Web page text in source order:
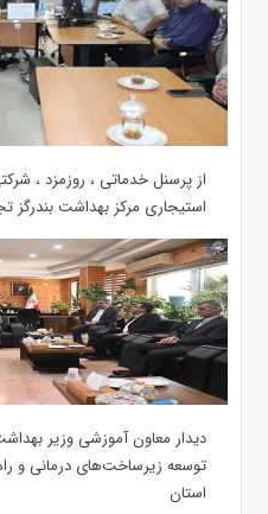
از پرسنل خدماتی ، روزمزد ،
استیجاری مرکز بهداشت بندرگز
دیدار معاون آموزشی وزیر بهداشت
توسعه زیرساخت‌های درمانی و
استان